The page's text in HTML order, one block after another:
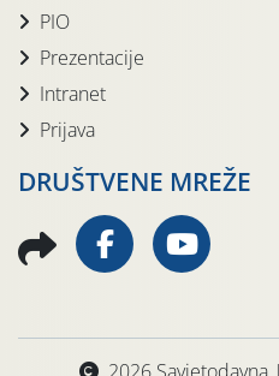
PIO
Prezentacije
Intranet
Prijava
DRUŠTVENE MREŽE